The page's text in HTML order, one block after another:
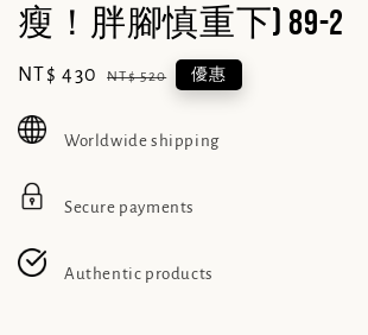
瘦！胖腳慎重下) 89-2
Sale
NT$ 430 Regular
NT$ 520 優惠
Worldwide shipping
Secure payments
Authentic products